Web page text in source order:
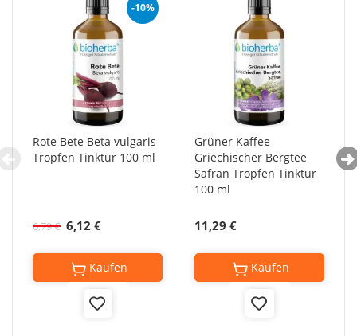
-10%
Rote Bete Beta vulgaris
Tropfen Tinktur 100 ml
6,12 €
6,79 €
Add
Kaufen
Grüner Kaffee
Griechischer Bergtee
Safran Tropfen Tinktur
100 ml
11,29 €
Add
Kaufen